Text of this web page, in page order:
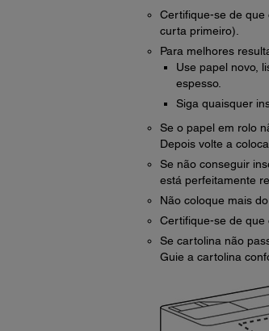
Certifique-se de que
curta primeiro).
Para melhores
Use papel novo,
espesso.
Siga quaisquer
Se o papel em rolo
Depois volte a
Se não conseguir
está perfeitamente
Não coloque mais
Certifique-se de que
Se cartolina não
Guie a cartolina